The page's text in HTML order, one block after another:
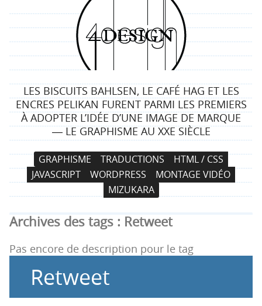
4
d
e
s
i
g
n
LES BISCUITS BAHLSEN, LE CAFÉ HAG ET LES
ENCRES PELIKAN FURENT PARMI LES PREMIERS
À ADOPTER L’IDÉE D’UNE IMAGE DE MARQUE
― LE GRAPHISME AU XXE SIÈCLE
N
a
v
i
g
a
t
i
p
A
l
l
e
r
a
u
c
t
GRAPHISME TRADUCTIONS
HTML / CSS
JAVASCRIPT
WORDPRESS
MONTAGE VIDÉO
MIZUKARA
Archives des tags : Retweet
Pas encore de description pour le tag
Retweet